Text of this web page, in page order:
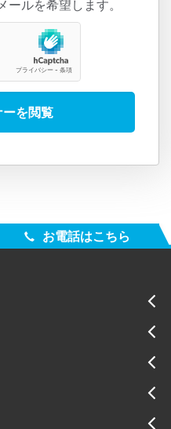
ルを希望します。
お電話はこちら